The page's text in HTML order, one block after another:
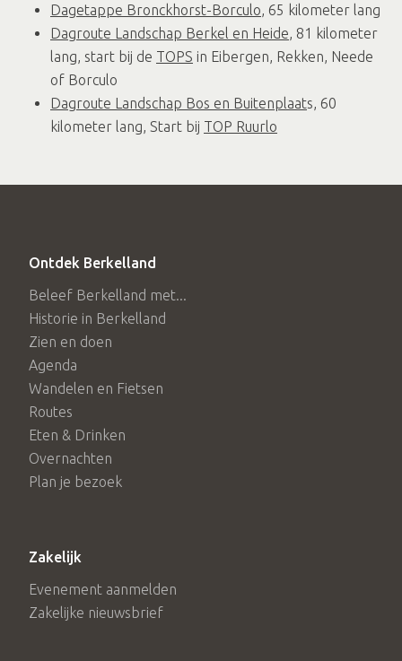
Dagetappe Bronckhorst-Borculo , 65 kilometer lang
Dagroute Landschap Berkel en Heide , 81 kilometer
lang, start bij de TOPS in Eibergen, Rekken, Neede
of Borculo
Dagroute Landschap Bos en Buitenplaats, 60
kilometer lang, Start bij TOP Ruurlo
Ontdek Berkelland
Beleef Berkelland met...
Historie in Berkelland
Zien en doen
Agenda
Wandelen en Fietsen
Routes
Eten & Drinken
Overnachten
Plan je bezoek
Zakelijk
Evenement aanmelden
Zakelijke nieuwsbrief